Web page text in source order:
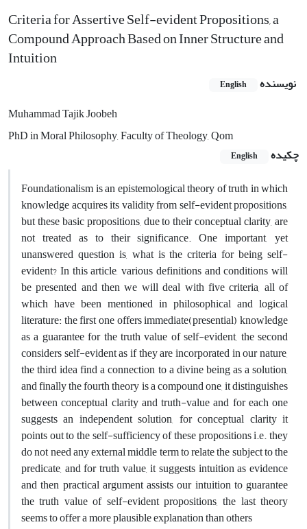
Criteria for Assertive Self-evident Propositions, a
Compound Approach Based on Inner Structure and
Intuition
نویسنده English
Muhammad Tajik Joobeh
PhD in Moral Philosophy, Faculty of Theology, Qom
چکیده
English
Foundationalism is an epistemological theory of truth in which
knowledge acquires its validity from self-evident propositions,
but these basic propositions, due to their conceptual clarity, are
not treated as to their significance. One important, yet
unanswered question is, what is the criteria for being self-
evident? In this article, various definitions and conditions will
be presented and then we will deal with five criteria, all of
which have been mentioned in philosophical and logical
literature: the first one offers immediate(presential) knowledge
as a guarantee for the truth value of self-evident, the second
considers self-evident as if they are incorporated in our nature,
the third idea find a connection to a divine being as a solution,
and finally the fourth theory is a compound one, it distinguishes
between conceptual clarity and truth-value and for each one
suggests an independent solution, for conceptual clarity it
points out to the self-sufficiency of these propositions i.e. they
do not need any external middle term to relate the subject to the
predicate, and for truth value, it suggests intuition as evidence
and then practical argument assists our intuition to guarantee
the truth value of self-evident propositions, the last theory
seems to offer a more plausible explanation than others